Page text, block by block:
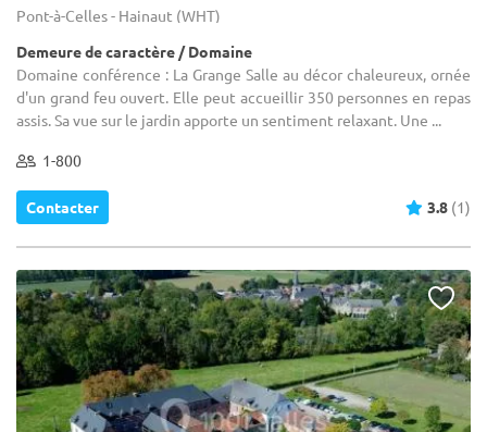
Pont-à-Celles - Hainaut (WHT)
Demeure de caractère / Domaine
Domaine conférence : La Grange Salle au décor chaleureux, ornée
d'un grand feu ouvert. Elle peut accueillir 350 personnes en repas
assis. Sa vue sur le jardin apporte un sentiment relaxant. Une ...
1-800
Contacter 3.8 (1)